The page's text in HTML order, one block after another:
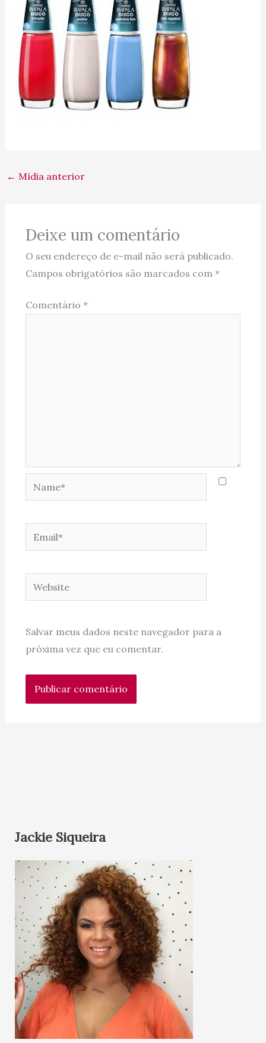
← Mídia anterior
Deixe um comentário
O seu endereço de e-mail não será publicado.
Campos obrigatórios são marcados com *
Comentário *
Name*
Email*
Website
Salvar meus dados neste navegador para a
próxima vez que eu comentar.
Jackie Siqueira